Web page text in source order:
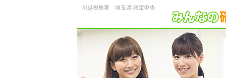
川越税務署 埼玉県 確定申告